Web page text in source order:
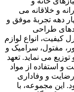
و خلاقانه می
دهه تجربۀ موفق و
طراحی
کیفیت، انواع لوازم
مفتول، سرامیک و
توزیع می نماید. تعهد
و استفاده از مواد
و وفاداری
این مجموعه، با